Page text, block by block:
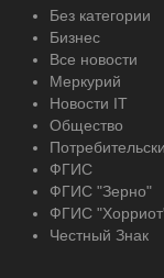
Без категории
Бизнес
Все новости
Меркурий
Новости IT
Общество
ФГИС
ФГИС "Зерно"
ФГИС
Честный Знак